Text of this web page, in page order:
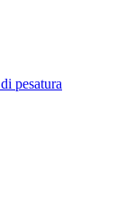
pesatura